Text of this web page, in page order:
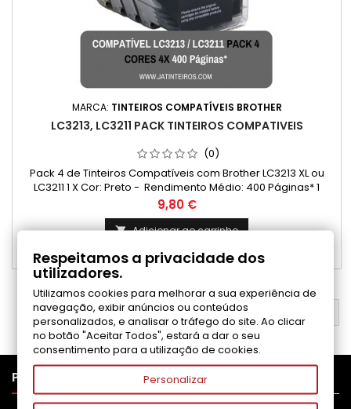
MARCA: TINTEIROS COMPATÍVEIS BROTHER
LC3213, LC3211 PACK TINTEIROS COMPATIVEIS
(0)
Pack 4 de Tinteiros Compatíveis com Brother LC3213 XL ou
LC3211 1 X Cor: Preto - Rendimento Médio: 400 Páginas* 1
X Cor: Ciano - Rendimento Médio: 400 Páginas* 1 X Cor:
Magenta - Rendimento Médio: 400 Páginas* 1 X Cor: Amarelo
- Rendimento Médio: 400 Páginas*
Preço
9,80 €
 Adicionar ao carrinho
Disponível
VOLTAR AO TOPO
PRODUTOS
Respeitamos a privacidade dos
utilizadores.
Utilizamos cookies para melhorar a sua experiência de
navegação, exibir anúncios ou conteúdos
personalizados, e analisar o tráfego do site. Ao clicar
no botão "Aceitar Todos", estará a dar o seu
consentimento para a utilização de cookies.
Personalizar